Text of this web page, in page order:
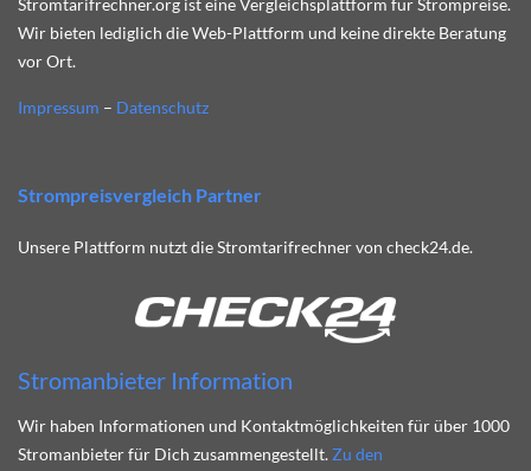
Stromtarifrechner.org ist eine Vergleichsplattform für Strompreise.
Wir bieten lediglich die Web-Plattform und keine direkte Beratung
vor Ort.
Impressum – Datenschutz
Strompreisvergleich Partner
Unsere Plattform nutzt die Stromtarifrechner von check24.de.
Stromanbieter Information
Wir haben Informationen und Kontaktmöglichkeiten für über 1000
Stromanbieter für Dich zusammengestellt. Zu den